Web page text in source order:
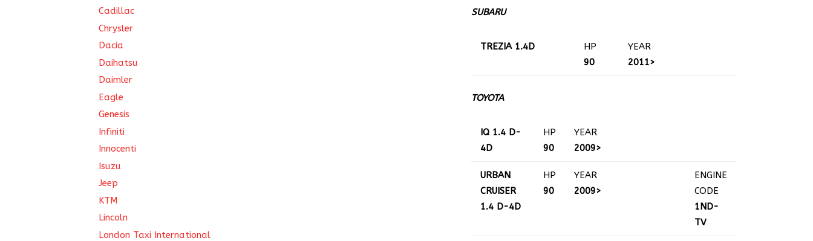
SUBARU
TREZIA 1.4D
HP
90
YEAR
2011>
TOYOTA
IQ 1.4 D-
4D
HP
90
YEAR
2009>
URBAN
CRUISER
1.4 D-4D
HP
90
YEAR
2009>
ENGINE
CODE
1ND-
TV
Cadillac
Chrysler
Dacia
Daihatsu
Daimler
Eagle
Genesis
Infiniti
Innocenti
Isuzu
Jeep
KTM
Lincoln
London Taxi International